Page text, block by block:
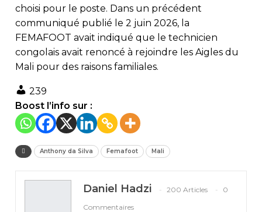
choisi pour le poste. Dans un précédent
communiqué publié le 2 juin 2026, la
FEMAFOOT avait indiqué que le technicien
congolais avait renoncé à rejoindre les Aigles du
Mali pour des raisons familiales.
239
Boost l’info sur :
Anthony da Silva Femafoot Mali
Daniel Hadzi 200 Articles
0
Commentaires